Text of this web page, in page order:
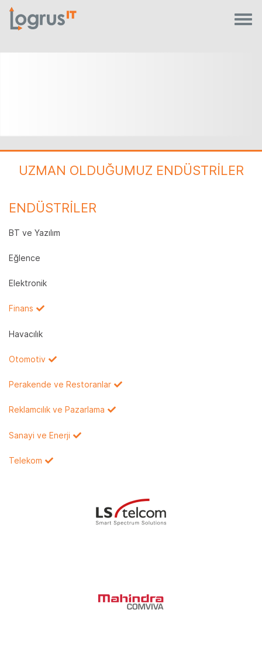
UZMAN OLDUĞUMUZ ENDÜSTRİLER
ENDÜSTRİLER
BT ve Yazılım
Eğlence
Elektronik
Finans
Havacılık
Otomotiv
Perakende ve Restoranlar
Reklamcılık ve Pazarlama
Sanayi ve Enerji
Telekom